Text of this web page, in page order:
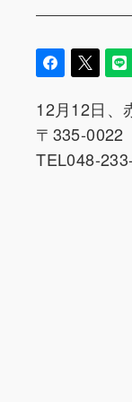
12月12日、
〒335-
TEL048-